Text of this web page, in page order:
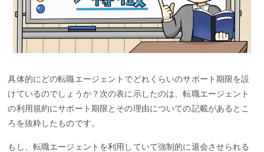
具体的にどの転職エージェントでどれくらいのサポート期限を設
けているのでしょうか？次の表に示したのは、転職エージェント
の利用規約にサポート期限とその理由についての記載があるとこ
ろを抜粋したものです。
もし、転職エージェントを利用していて強制的に退会させられる